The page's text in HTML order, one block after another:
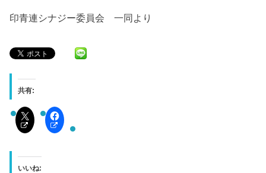
印青連シナジー委員会 一同より
共有:
いいね: